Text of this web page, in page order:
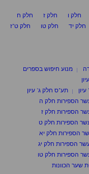
חלק ו חלק ז
חלק ח
חלק יד חלק טו
חלק ט"ז
מנוע חיפוש בספרים
תע"ס חלק ג' עיון
הספירות חלק ה
הספירות חלק ז
הספירות חלק ט
הספירות חלק יא
הספירות חלק יג
הספירות חלק טו
שער הכוונות